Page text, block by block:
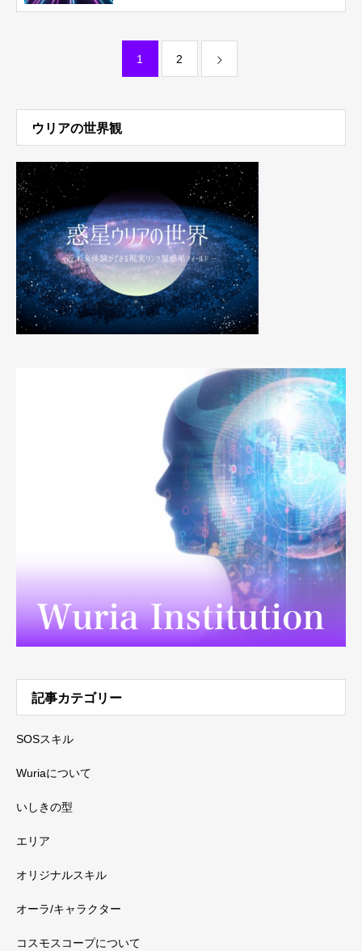
1 2
ウリアの世界観
記事カテゴリー
SOSスキル
Wuriaについて
いしきの型
エリア
オリジナルスキル
オーラ/キャラクター
コスモスコープについて